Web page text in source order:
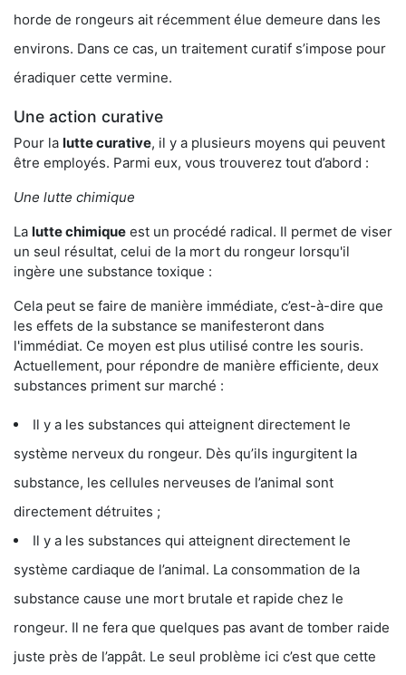
horde de rongeurs ait récemment élue demeure dans les
environs. Dans ce cas, un traitement curatif s’impose pour
éradiquer cette vermine.
Une action curative
Pour la lutte curative, il y a plusieurs moyens qui peuvent
être employés. Parmi eux, vous trouverez tout d’abord :
Une lutte chimique
La lutte chimique est un procédé radical. Il permet de viser
un seul résultat, celui de la mort du rongeur lorsqu'il
ingère une substance toxique :
Cela peut se faire de manière immédiate, c’est-à-dire que
les effets de la substance se manifesteront dans
l'immédiat. Ce moyen est plus utilisé contre les souris.
Actuellement, pour répondre de manière efficiente, deux
substances priment sur marché :
Il y a les substances qui atteignent directement le
système nerveux du rongeur. Dès qu’ils ingurgitent la
substance, les cellules nerveuses de l’animal sont
directement détruites ;
Il y a les substances qui atteignent directement le
système cardiaque de l’animal. La consommation de la
substance cause une mort brutale et rapide chez le
rongeur. Il ne fera que quelques pas avant de tomber raide
juste près de l’appât. Le seul problème ici c’est que cette